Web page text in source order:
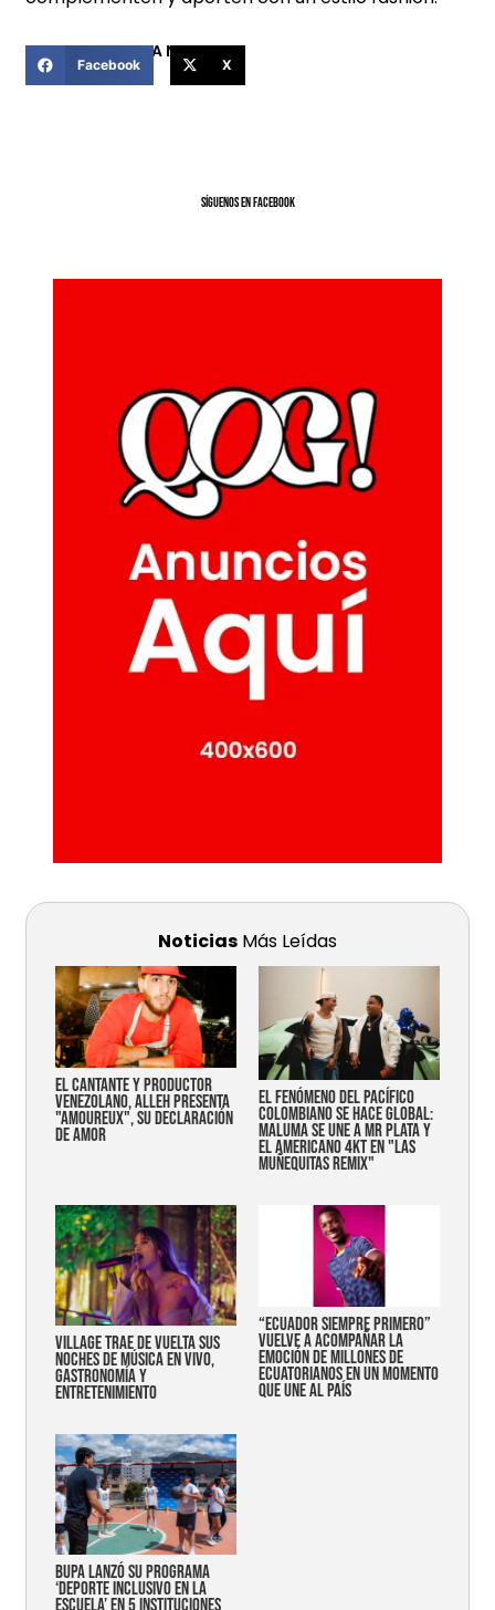
COMPARTIR ESTA NOTICIA
Facebook X
SíGUENOS EN FACEBOOK
Noticias Más Leídas
EL CANTANTE Y PRODUCTOR
VENEZOLANO, ALLEH PRESENTA
"AMOUREUX", SU DECLARACIÓN
DE AMOR
EL FENÓMENO DEL PACÍFICO
COLOMBIANO SE HACE GLOBAL:
MALUMA SE UNE A MR PLATA Y
EL AMERICANO 4KT EN "LAS
MUÑEQUITAS REMIX"
Village trae de vuelta sus
noches de música en vivo,
gastronomía y
entretenimiento
“Ecuador siempre primero”
vuelve a acompañar la
emoción de millones de
ecuatorianos en un momento
que une al país
Bupa lanzó su programa
‘Deporte Inclusivo en la